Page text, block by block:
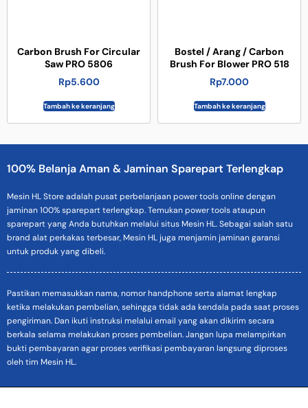
Carbon Brush For Circular
Saw PRO 5806
Rp5.600
Tambah ke keranjang
Bostel / Arang / Carbon
Brush For Blower PRO 518
Rp7.000
Tambah ke keranjang
100% Belanja Aman & Jaminan Sparepart Terlengkap
Mesin HL Store adalah pusat perbelanjaan power tools online dengan
jaminan 100% sparepart terlengkap. Temukan power tools ataupun
sparepart yang Anda butuhkan melalui situs Mesin HL. Sebagai salah satu
brand alat perkakas terbesar, Mesin HL juga menjamin jaminan garansi
untuk produk yang dibeli.
Pastikan memasukkan nama, nomor handphone serta alamat lengkap
ketika melakukan pembelian, sehingga tidak ada kendala pada saat proses
pengiriman. Dan ikuti instruksi melalui email yang akan dikirim secara
berkala selama melakukan proses pembelian. Jangan lupa melampirkan
bukti pembayaran agar proses verifikasi pembayaran langsung diproses
oleh tim Mesin HL.